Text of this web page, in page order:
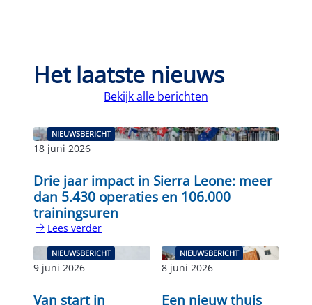
Het laatste nieuws
Bekijk alle berichten
NIEUWSBERICHT
18 juni 2026
Drie jaar impact in Sierra Leone: meer
dan 5.430 operaties en 106.000
trainingsuren
Lees verder
Drie
jaar
in
NIEUWSBERICHT
9 juni 2026
Van start in
NIEUWSBERICHT
8 juni 2026
Een nieuw thuis